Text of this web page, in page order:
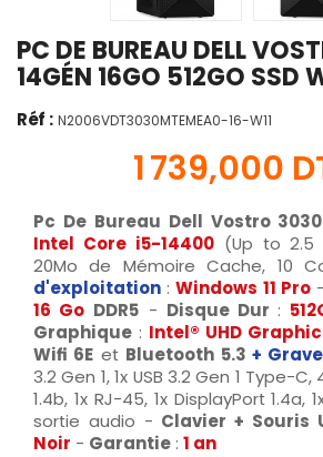
PC DE BUREAU DELL
14GÉN 16GO 512GO SSD
Réf : N2006VDT3030MTEMEA0-16-W11
1 739,000
Pc De Bureau Dell Vostro 3030
Intel Core i5-14400 (Up to 2.5
20Mo de Mémoire Cache, 10
d'exploitation : Windows 11 Pro -
16 Go DDR5 - Disque Dur :
Graphique : Intel® UHD
Wifi 6E et Bluetooth 5.3+
3.2 Gen 1, 1x USB 3.2 Gen 1 Type-C,
1.4b, 1x RJ-45, 1x DisplayPort 1.4a,
sortie audio - Clavier + Souris
Noir - Garantie : 1 an